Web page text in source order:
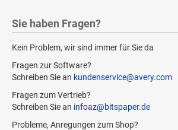
Sie haben Fragen?
Kein Problem, wir sind immer für Sie da
Fragen zur Software?
Schreiben Sie an kundenservice@avery.com
Fragen zum Vertrieb?
Schreiben Sie an infoaz@bitspaper.de
Probleme, Anregungen zum Shop?